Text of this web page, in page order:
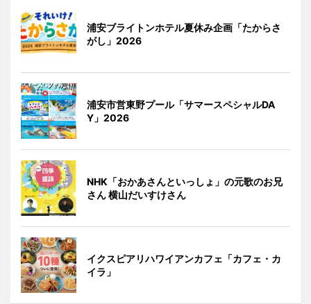
浦安ブライトンホテル夏休み企画「たからさ
がし」2026
浦安市営東野プール「サマースペシャルDA
Y」2026
NHK「おかあさんといっしょ」の元歌のお兄
さん 横山だいすけさん
イクスピアリハワイアンカフェ「カフェ・カ
イラ」